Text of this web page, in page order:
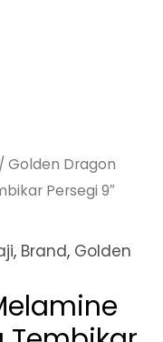
/ Golden Dragon
Persegi 9″
, Brand, Golden